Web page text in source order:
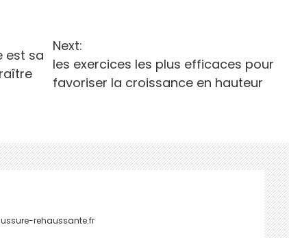
est sa
Next:
les exercices les plus efficaces pour
favoriser la croissance en hauteur
rehaussante.fr